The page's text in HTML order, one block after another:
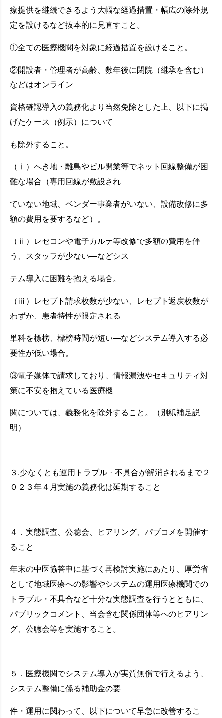
療提供を継続できるよう大幅な経過措置・幅広の除外規
定を設けるなど抜本的に見直すこと。
①全ての医療機関を対象に経過措置を設けること。
②開設者・管理者が高齢、数年後に閉院（継承を含む）
などはオンライン
資格確認導入の義務化より当然免除とした上、以下に掲
げたケース（例示）について
も除外すること。
（ⅰ）へき地・離島やビル開業等でネット回線整備が困
難な場合（専用回線が敷設され
ていない地域、ベンダー事業者がいない、設備改修に多
額の費用を要するなど）。
（ⅱ）レセコンや電子カルテ等改修で多額の費用を伴
う、スタッフが少ない―などシス
テム導入に困難を抱える場合。
（ⅲ）レセプト請求枚数が少ない、レセプト返戻枚数が
わずか、患者特性が限定される
単科を標榜、標榜時間が短い―などシステム導入する必
要性が低い場合。
③電子媒体で請求しており、情報漏洩やセキュリティ対
策に不安を抱えている医療機
関については、義務化を除外すること。（別紙補足説
明）
３.少なくとも運用トラブル・不具合が解消されるまで２
０２３年４月実施の義務化は延期すること
４．実態調査、公聴会、ヒアリング、パブコメを開催す
ること
年末の中医協答申に基づく再検討実施にあたり、厚労省
として地域医療への影響やシステムの運用医療機関での
トラブル・不具合など十分な実態調査を行うとともに、
パブリックコメント、当会含む関係団体等へのヒアリン
グ、公聴会等を実施すること。
５．医療機関でシステム導入が実質無償で行えるよう、
システム整備に係る補助金の要
件・運用に関わって、以下について早急に改善するこ